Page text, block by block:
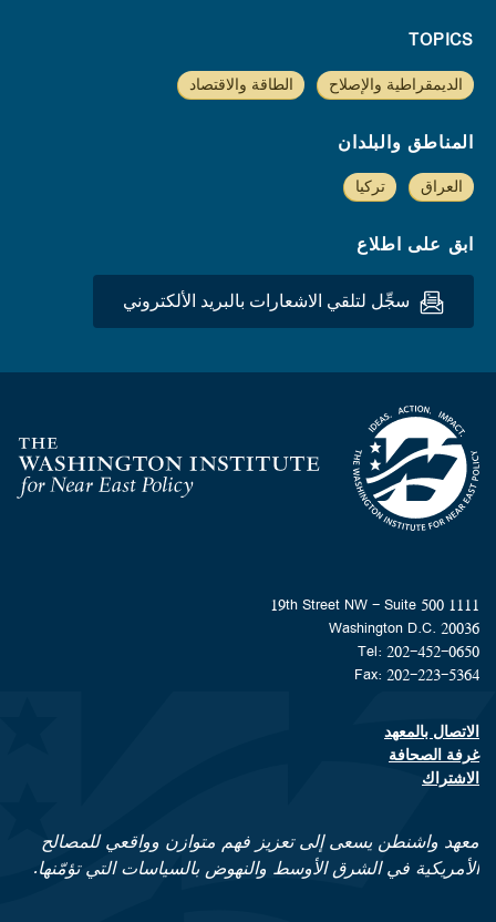
TOPICS
الديمقراطية والإصلاح الطاقة والاقتصاد
المناطق والبلدان
العراق تركيا
ابق على اطلاع
سجِّل لتلقي الاشعارات بالبريد الألكتروني
Homepage
1111 19th Street NW - Suite 500
Washington D.C. 20036
Tel: 202-452-0650
Fax: 202-223-5364
Footer contact links
الاتصال بالمعهد
غرفة الصحافة
الاشتراك
معهد واشنطن يسعى إلى تعزيز فهم متوازن وواقعي للمصالح
الأمريكية في الشرق الأوسط والنهوض بالسياسات التي تؤمّنها.